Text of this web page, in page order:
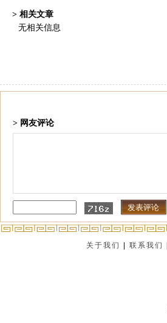
> 相关文章
无相关信息
> 网友评论
关于我们 |联系我们